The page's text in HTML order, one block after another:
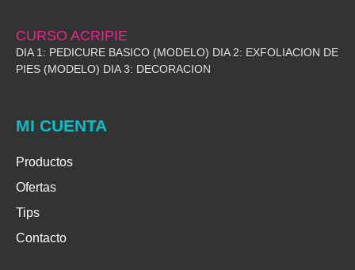
CURSO ACRIPIE
DIA 1: PEDICURE BASICO (MODELO) DIA 2: EXFOLIACION DE
PIES (MODELO) DIA 3: DECORACION
MI CUENTA
Productos
Ofertas
Tips
Contacto